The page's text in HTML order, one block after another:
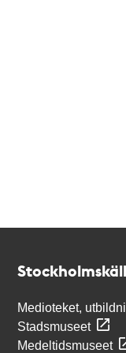
Medioteket,
Stadsmuseet
Medeltidsmuseet